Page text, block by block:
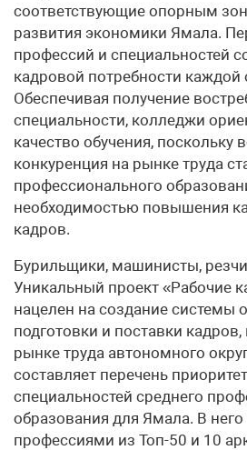
соответствующие опорным
развития экономики Ямала.
профессий и специальностей
кадровой потребности
Обеспечивая получение
специальности, колледжи
качество обучения, поскольку
конкуренция на рынке труда
профессионального
необходимостью повышения
кадров.
Бурильщики, машинисты,
Уникальный проект «Рабочие
нацелен на создание системы
подготовки и поставки
рынке труда автономного
составляет перечень
специальностей среднего
образования для Ямала. В
профессиями из Топ-50 и 10